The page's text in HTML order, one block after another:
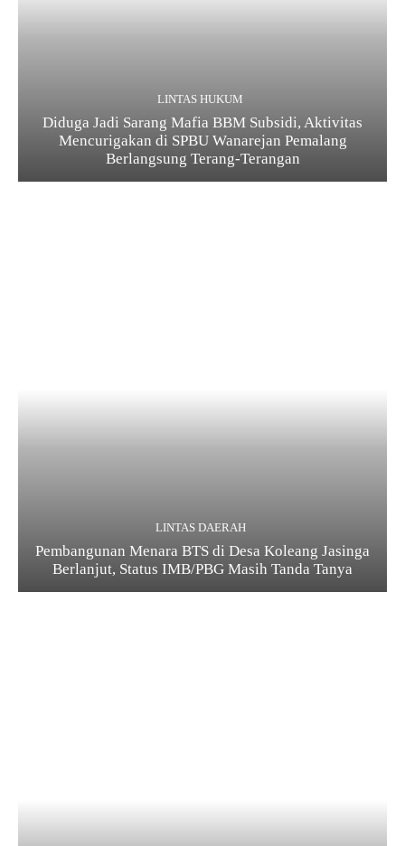
LINTAS HUKUM
Diduga Jadi Sarang Mafia BBM Subsidi, Aktivitas
Mencurigakan di SPBU Wanarejan Pemalang
Berlangsung Terang-Terangan
LINTAS DAERAH
Pembangunan Menara BTS di Desa Koleang Jasinga
Berlanjut, Status IMB/PBG Masih Tanda Tanya